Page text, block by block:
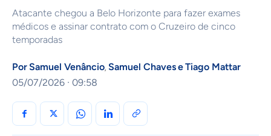
Atacante chegou a Belo Horizonte para fazer exames
médicos e assinar contrato com o Cruzeiro de cinco
temporadas
Por Samuel Venâncio Samuel ChaveseTiago Mattar
05/07/2026 · 09:58